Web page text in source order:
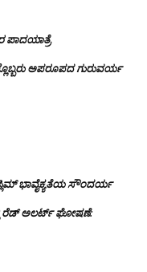
ಪಾದಯಾತ್ರೆ
ಅಪರೂಪದ ಗುರುವರ್ಯ
ಭಾವೈಕ್ಯತೆಯ ಸೌಂದರ್ಯ
ರೆಡ್ ಅಲರ್ಟ್ ಘೋಷಣೆ: